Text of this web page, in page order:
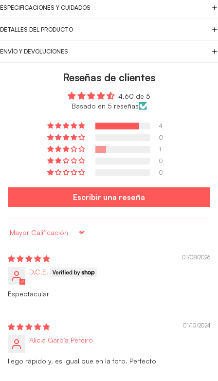
ESPECIFICACIONES Y CUIDADOS
DETALLES DEL PRODUCTO
ENVÍO Y DEVOLUCIONES
Reseñas de clientes
4.60 de 5
Basado en 5 reseñas
4
0
1
0
0
Escribir una reseña
Sort by
01/08/2026
D.C.E.
Espectacular
01/10/2024
Alicia García Pereiro
llego rápido y. es igual que en la foto. Perfecto